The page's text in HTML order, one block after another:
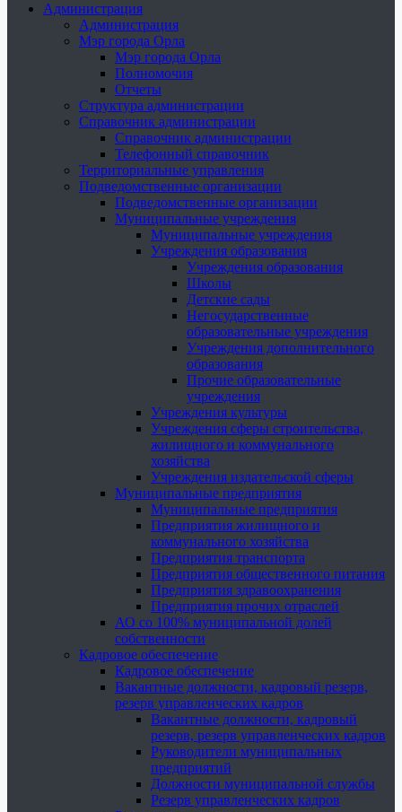
Администрация
Администрация
Мэр города Орла
Мэр города Орла
Полномочия
Отчеты
Структура администрации
Справочник администрации
Справочник администрации
Телефонный справочник
Территориальные управления
Подведомственные организации
Подведомственные организации
Муниципальные учреждения
Муниципальные учреждения
Учреждения образования
Учреждения образования
Школы
Детские сады
Негосударственные
образовательные учреждения
Учреждения дополнительного
образования
Прочие образовательные
учреждения
Учреждения культуры
Учреждения сферы строительства,
жилищного и коммунального
хозяйства
Учреждения издательской сферы
Муниципальные предприятия
Муниципальные предприятия
Предприятия жилищного и
коммунального хозяйства
Предприятия транспорта
Предприятия общественного питания
Предприятия здравоохранения
Предприятия прочих отраслей
АО со 100% муниципальной долей
собственности
Кадровое обеспечение
Кадровое обеспечение
Вакантные должности, кадровый резерв,
резерв управленческих кадров
Вакантные должности, кадровый
резерв, резерв управленческих кадров
Руководители муниципальных
предприятий
Должности муниципальной службы
Резерв управленческих кадров